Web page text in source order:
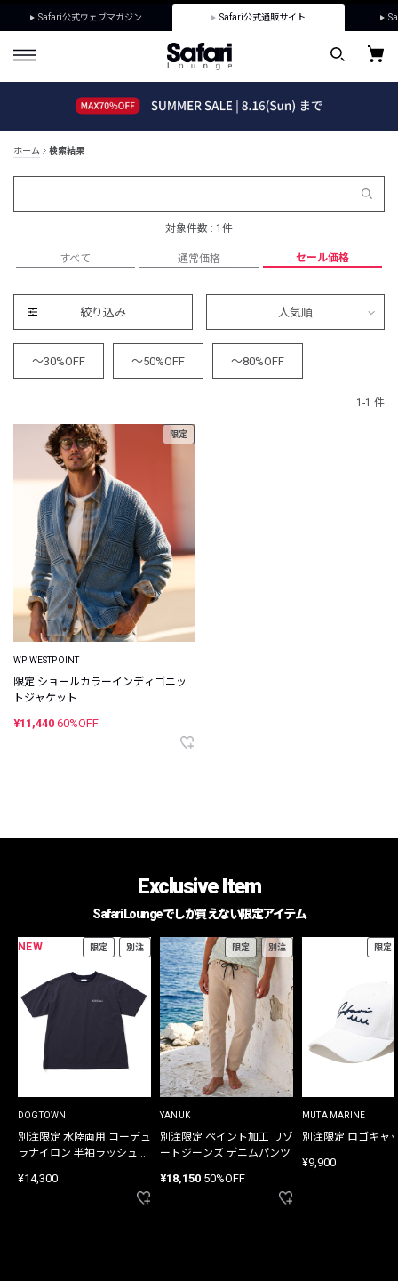
Safari公式ウェブマガジン Safari公式通販サイト
ホーム 検索結果
対象件数 : 1件
すべて 通常価格 セール価格
絞り込み 人気順
～30%OFF ～50%OFF ～80%OFF
1-1 件
限定
WP WESTPOINT
限定 ショールカラーインディゴニッ
トジャケット
¥11,440 60%OFF
Exclusive Item
Safari Loungeでしか買えない限定アイテム
NEW 限定 別注
DOGTOWN
別注限定 水陸両用 コーデュ
ラナイロン 半袖ラッシュガ
¥14,300
限定 別注
YANUK
別注限定 ペイント加工 リゾ
ートジーンズ デニムパンツ
¥18,150 50%OFF
限定
MUTA MARINE
別注限定 ロゴキャ
¥9,900